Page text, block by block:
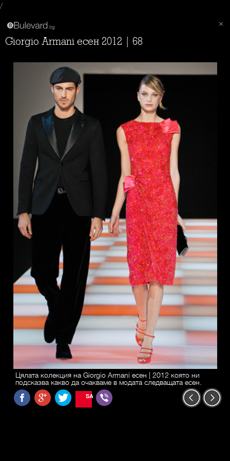
/
Giorgio Armani есен 2012 | 68
Цялата колекция на Giorgio Armani есен | 2012 която ни
подсказва какво да очакваме в модата следващата есен.
SAVE